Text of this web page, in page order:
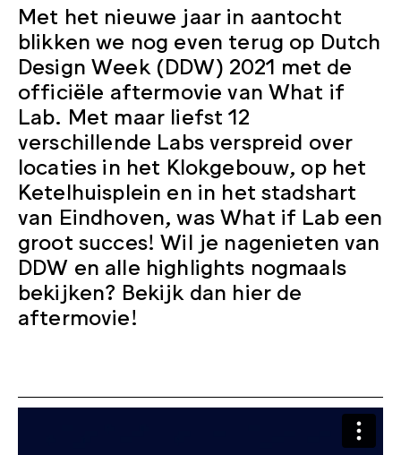
Met het nieuwe jaar in aantocht
blikken we nog even terug op Dutch
Design Week (DDW) 2021 met de
officiële aftermovie van What if
Lab. Met maar liefst 12
verschillende Labs verspreid over
locaties in het Klokgebouw, op het
Ketelhuisplein en in het stadshart
van Eindhoven, was What if Lab een
groot succes! Wil je nagenieten van
DDW en alle highlights nogmaals
bekijken? Bekijk dan hier de
aftermovie!